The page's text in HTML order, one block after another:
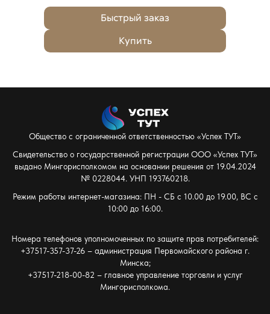
Быстрый заказ
Купить
Общество с ограниченной ответственностью «Успех ТУТ»
Свидетельство о государственной регистрации ООО «Успех ТУТ»
выдано Мингорисполкомом на основании решения от 19.04.2024
№ 0228044. УНП 193760218.
Режим работы интернет-магазина: ПН - СБ с 10.00 до 19.00, ВС с
10:00 до 16:00.
Номера телефонов уполномоченных по защите прав потребителей:
+37517-357-37-26 – администрация Первомайского района г.
Минска;
+37517-218-00-82 – главное управление торговли и услуг
Мингорисполкома.